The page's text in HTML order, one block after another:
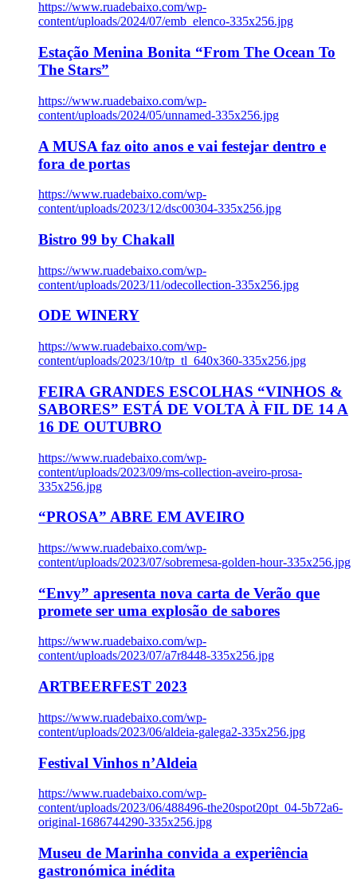
https://www.ruadebaixo.com/wp-
content/uploads/2024/07/emb_elenco-335x256.jpg
Estação Menina Bonita “From The Ocean To
The Stars”
https://www.ruadebaixo.com/wp-
content/uploads/2024/05/unnamed-335x256.jpg
A MUSA faz oito anos e vai festejar dentro e
fora de portas
https://www.ruadebaixo.com/wp-
content/uploads/2023/12/dsc00304-335x256.jpg
Bistro 99 by Chakall
https://www.ruadebaixo.com/wp-
content/uploads/2023/11/odecollection-335x256.jpg
ODE WINERY
https://www.ruadebaixo.com/wp-
content/uploads/2023/10/tp_tl_640x360-335x256.jpg
FEIRA GRANDES ESCOLHAS “VINHOS &
SABORES” ESTÁ DE VOLTA À FIL DE 14 A
16 DE OUTUBRO
https://www.ruadebaixo.com/wp-
content/uploads/2023/09/ms-collection-aveiro-prosa-
335x256.jpg
“PROSA” ABRE EM AVEIRO
https://www.ruadebaixo.com/wp-
content/uploads/2023/07/sobremesa-golden-hour-335x256.jpg
“Envy” apresenta nova carta de Verão que
promete ser uma explosão de sabores
https://www.ruadebaixo.com/wp-
content/uploads/2023/07/a7r8448-335x256.jpg
ARTBEERFEST 2023
https://www.ruadebaixo.com/wp-
content/uploads/2023/06/aldeia-galega2-335x256.jpg
Festival Vinhos n’Aldeia
https://www.ruadebaixo.com/wp-
content/uploads/2023/06/488496-the20spot20pt_04-5b72a6-
original-1686744290-335x256.jpg
Museu de Marinha convida a experiência
gastronómica inédita